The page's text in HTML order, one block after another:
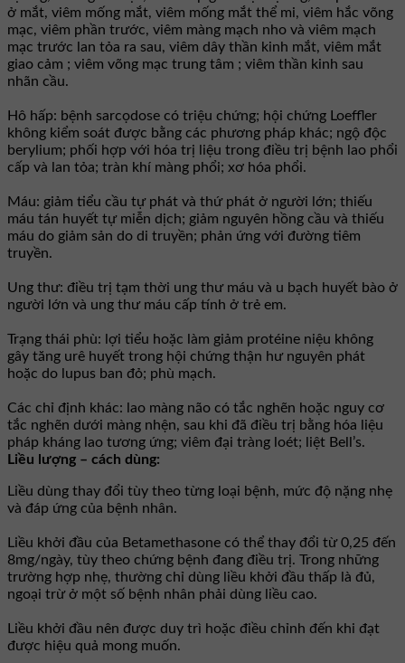
ở mắt, viêm mống mắt, viêm mống mắt thể mi, viêm hắc võng
mạc, viêm phần trước, viêm màng mạch nho và viêm mạch
mạc trước lan tỏa ra sau, viêm dây thần kinh mắt, viêm mắt
giao cảm ; viêm võng mạc trung tâm ; viêm thần kinh sau
nhãn cầu.
Hô hấp: bệnh sarcọdose có triệu chứng; hội chứng Loeffler
không kiểm soát được bằng các phương pháp khác; ngộ độc
berylium; phối hợp với hóa trị liệu trong điều trị bệnh lao phổi
cấp và lan tỏa; tràn khí màng phổi; xơ hóa phổi.
Máu: giảm tiểu cầu tự phát và thứ phát ở người lớn; thiếu
máu tán huyết tự miễn dịch; giảm nguyên hồng cầu và thiếu
máu do giảm sản do di truyền; phản ứng với đường tiêm
truyền.
Ung thư: điều trị tạm thời ung thư máu và u bạch huyết bào ở
người lớn và ung thư máu cấp tính ở trẻ em.
Trạng thái phù: lợi tiểu hoặc làm giảm protéine niệu không
gây tăng urê huyết trong hội chứng thận hư nguyên phát
hoặc do lupus ban đỏ; phù mạch.
Các chỉ định khác: lao màng não có tắc nghẽn hoặc nguy cơ
tắc nghẽn dưới màng nhện, sau khi đã điều trị bằng hóa liệu
pháp kháng lao tương ứng; viêm đại tràng loét; liệt Bell’s.
Liều lượng – cách dùng:
Liều dùng thay đổi tùy theo từng loại bệnh, mức độ nặng nhẹ
và đáp ứng của bệnh nhân.
Liều khởi đầu của Betamethasone có thể thay đổi từ 0,25 đến
8mg/ngày, tùy theo chứng bệnh đang điều trị. Trong những
trường hợp nhẹ, thường chỉ dùng liều khởi đầu thấp là đủ,
ngoại trừ ở một số bệnh nhân phải dùng liều cao.
Liều khởi đầu nên được duy trì hoặc điều chỉnh đến khi đạt
được hiệu quả mong muốn.